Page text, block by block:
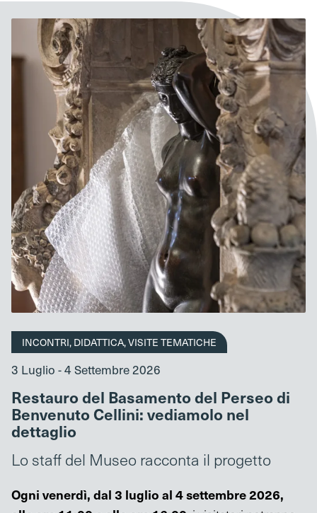
INCONTRI, DIDATTICA, VISITE TEMATICHE
3 Luglio - 4 Settembre 2026
Restauro del Basamento del Perseo di
Benvenuto Cellini: vediamolo nel
dettaglio
Lo staff del Museo racconta il progetto
Ogni venerdì, dal 3 luglio al 4 settembre 2026,